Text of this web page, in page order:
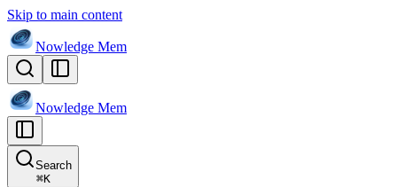
Skip to main content
Nowledge Mem
Nowledge Mem
Search
⌘K